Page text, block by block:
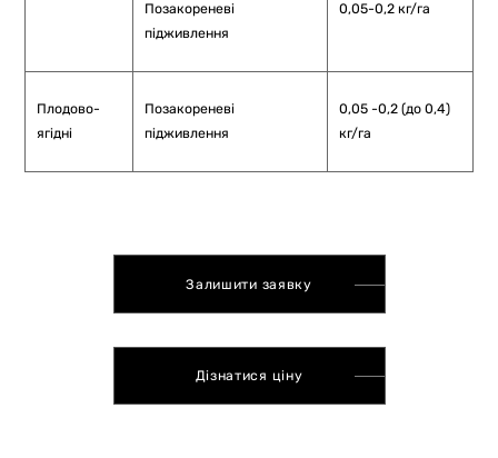
Позакореневі
підживлення
0,05-0,2 кг/га
Плодово-
ягідні
Позакореневі
підживлення
0,05 -0,2 (до 0,4)
кг/га
Залишити заявку
Дізнатися ціну